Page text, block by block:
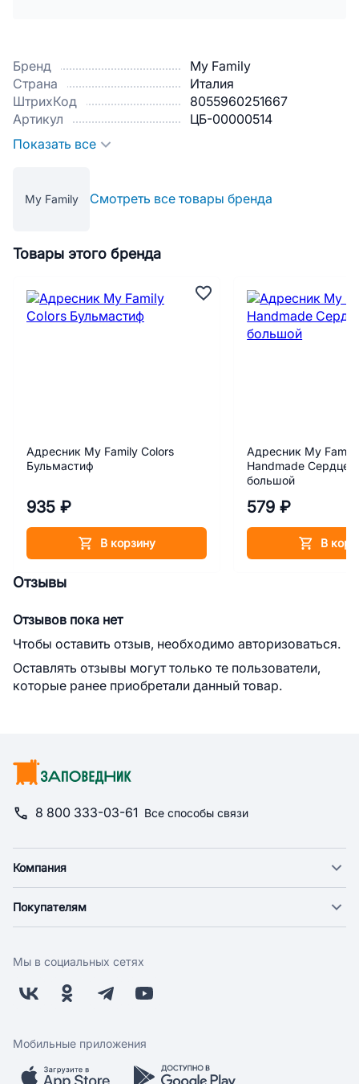
Бренд
My Family
Страна
Италия
ШтрихКод
8055960251667
Артикул
ЦБ-00000514
Показать все
My Family Смотреть все товары бренда
Товары этого бренда
Адресник My Family Colors
Бульмастиф
935 ₽
В корзину
Адресник My
Handmade Сердце
большой
579 ₽
В
Отзывы
Отзывов пока нет
Чтобы оставить отзыв, необходимо авторизоваться.
Оставлять отзывы могут только те пользователи,
которые ранее приобретали данный товар.
8 800 333-03-61 Все способы связи
Компания
Новости
Поставщикам
Заводчикам
Обратная связь
Покупателям
Оплата
Бонусная программа
Скидки и акции
Мобильное приложение
Мы в социальных сетях
Мобильные приложения